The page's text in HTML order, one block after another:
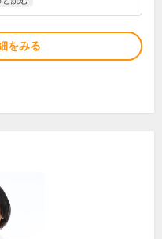
をみる